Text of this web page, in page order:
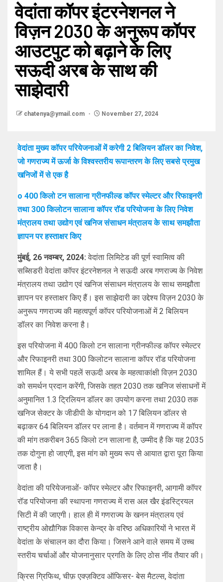
वेदांता कॉपर इंटरनेशनल ने
विज़न 2030 के अनुरूप कॉपर
आउटपुट को बढ़ाने के लिए
सऊदी अरब के साथ की
साझेदारी
chatenya@ymail.com November 27, 2024
वेदांता मुख्य कॉपर परियेजनाओं में करेगी 2 बिलियन डॉलर का निवेश,
जो गणराज्य में ऊर्जा के विश्वस्तरीय रूपान्तरण के लिए सबसे प्रमुख
खनिजों में से एक है
o 400 किलो टन सालाना ग्रीनफील्ड कॉपर स्मेल्टर और रिफाइनरी
तथा 300 किलोटन सालाना कॉपर रॉड परियोजना के लिए निवेश
मंत्रालय तथा उद्योग एवं खनिज संसाधन मंत्रालय के साथ समझौता
ज्ञापन पर हस्ताक्षर किए
मुंबई, 26 नवम्बर, 2024: वेदांता लिमिटेड की पूर्ण स्वामित्व की
सब्सिडरी वेदांता कॉपर इंटरनेशनल ने सऊदी अरब गणराज्य के निवेश
मंत्रालय तथा उद्योग एवं खनिज संसाधन मंत्रालय के साथ समझौता
ज्ञापन पर हस्ताक्षर किए हैं। इस साझेदारी का उद्देश्य विज़न 2030 के
अनुरूप गणराज्य की महत्वपूर्ण कॉपर परियोजनाओं में 2 बिलियन
डॉलर का निवेश करना है।
इस परियोजना में 400 किलो टन सालाना ग्रीनफील्ड कॉपर स्मेल्टर
और रिफाइनरी तथा 300 किलोटन सालाना कॉपर रॉड परियोजना
शामिल हैं। ये सभी पहलें सऊदी अरब के महत्वाकांक्षी विज़न 2030
को समर्थन प्रदान करेंगी, जिसके तहत 2030 तक खनिज संसाधनों में
अनुमानित 1.3 ट्रिलियन डॉलर का उपयोग करना तथा 2030 तक
खनिज सेक्टर के जीडीपी के योगदान को 17 बिलियन डॉलर से
बढ़ाकर 64 बिलियन डॉलर पर लाना है। वर्तमान में गणराज्य में कॉपर
की मांग तकरीबन 365 किलो टन सालाना है, उम्मीद है कि यह 2035
तक दोगुना हो जाएगी, इस मांग को मुख्य रूप से आयात द्वारा पूरा किया
जाता है।
वेदांता की परियेजनाओं- कॉपर स्मेल्टर और रिफाइनरी, आगामी कॉपर
रॉड परियोजना की स्थापना गणराज्य में रास अल खैर इंडस्ट्रियल
सिटी में की जाएगी। हाल ही में गणराज्य के खनन मंत्रालय एवं
राष्ट्रीय ओद्यौगिक विकास केन्द्र के वरिष्ठ अधिकारियों ने भारत में
वेदांता के संचालन का दौरा किया। जिसने आने वाले समय में उच्च
स्तरीय चर्चाओं और योजनानुसार प्रगति के लिए ठोस नींव तैयार की।
क्रिस ग्रिफिथ, चीफ़ एक्ज़क्टिव ऑफिसर- बेस मैटल्स, वेदांता